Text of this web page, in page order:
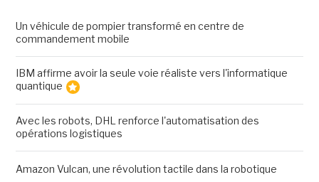
Un véhicule de pompier transformé en centre de
commandement mobile
IBM affirme avoir la seule voie réaliste vers l'informatique
quantique
Avec les robots, DHL renforce l'automatisation des
opérations logistiques
Amazon Vulcan, une révolution tactile dans la robotique